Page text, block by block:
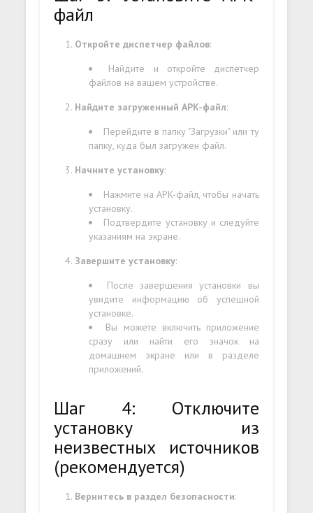
файл
Откройте диспетчер файлов:
Найдите и откройте диспетчер
файлов на вашем устройстве.
Найдите загруженный APK-файл:
Перейдите в папку "Загрузки" или ту
папку, куда был загружен файл.
Начните установку:
Нажмите на APK-файл, чтобы начать
установку.
Подтвердите установку и следуйте
указаниям на экране.
Завершите установку:
После завершения установки вы
увидите информацию об успешной
установке.
Вы можете включить приложение
сразу или найти его значок на
домашнем экране или в разделе
приложений.
Шаг 4: Отключите
установку из
неизвестных источников
(рекомендуется)
Вернитесь в раздел безопасности: